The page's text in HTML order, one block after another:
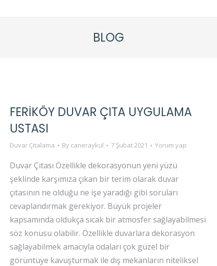
BLOG
FERIKÖY DUVAR ÇITA UYGULAMA
USTASI
Duvar Çıtalama By caneraykul 7 Şubat 2021 Yorum yap
Duvar Çıtası Özellikle dekorasyonun yeni yüzü
şeklinde karşımıza çıkan bir terim olarak duvar
çıtasının ne olduğu ne işe yaradığı gibi soruları
cevaplandırmak gerekiyor. Büyük projeler
kapsamında oldukça sıcak bir atmosfer sağlayabilmesi
söz konusu olabilir. Özellikle duvarlara dekorasyon
sağlayabilmek amacıyla odaları çok güzel bir
görüntüye kavuşturmak ile dış mekanların niteliksel